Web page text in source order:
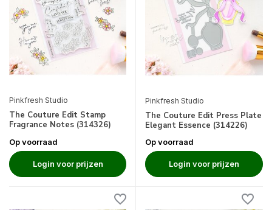
Pinkfresh Studio
The Couture Edit Stamp
Fragrance Notes (314326)
Op voorraad
Login voor prijzen
Pinkfresh Studio
The Couture Edit Press Plate
Elegant Essence (314226)
Op voorraad
Login voor prijzen